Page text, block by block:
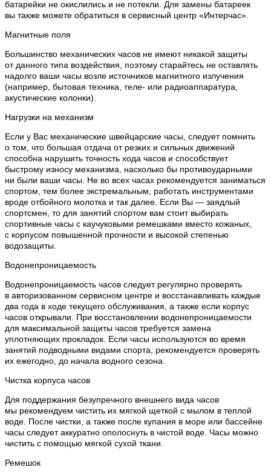
батарейки не окислились и не потекли. Для замены батареек
вы также можете обратиться в сервисный центр «Интерчас».
Магнитные поля
Большинство механических часов не имеют никакой защиты
от данного типа воздействия, поэтому старайтесь не оставлять
надолго ваши часы возле источников магнитного излучения
(например, бытовая техника, теле- или радиоаппаратура,
акустические колонки).
Нагрузки на механизм
Если у Вас механические швейцарские часы, следует помнить
о том, что большая отдача от резких и сильных движений
способна нарушить точность хода часов и способствует
быстрому износу механизма, насколько бы противоударными
ни были ваши часы. Не во всех часах рекомендуется заниматься
спортом, тем более экстремальным, работать инструментами
вроде отбойного молотка и так далее. Если Вы — заядлый
спортсмен, то для занятий спортом вам стоит выбирать
спортивные часы с каучуковыми ремешками вместо кожаных,
с корпусом повышенной прочности и высокой степенью
водозащиты.
Водонепроницаемость
Водонепроницаемость часов следует регулярно проверять
в авторизованном сервисном центре и восстанавливать каждые
два года в ходе текущего обслуживания, а также если корпус
часов открывали. При восстановлении водонепроницаемости
для максимальной защиты часов требуется замена
уплотняющих прокладок. Если часы используются во время
занятий подводными видами спорта, рекомендуется проверять
их ежегодно, до начала водного сезона.
Чистка корпуса часов
Для поддержания безупречного внешнего вида часов
мы рекомендуем чистить их мягкой щеткой с мылом в теплой
воде. После чистки, а также после купания в море или бассейне
часы следует аккуратно ополоснуть в чистой воде. Часы можно
чистить с помощью мягкой сухой ткани.
Ремешок